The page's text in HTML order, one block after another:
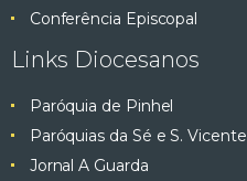
Conferência Episcopal
Links Diocesanos
Paróquia de Pinhel
Paróquias da Sé e S. Vicente
Jornal A Guarda